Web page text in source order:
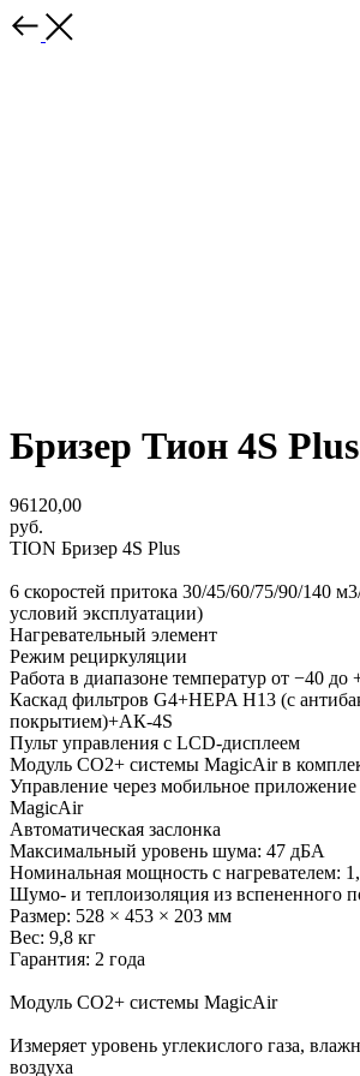
Бризер Тион 4S Plus
96120,00
руб.
TION Бризер 4S Plus
6 скоростей притока 30/45/60/75/90/140
условий эксплуатации)
Нагревательный элемент
Режим рециркуляции
Работа в диапазоне температур от −40 до
Каскад фильтров G4+HEPA H13 (с
покрытием)+АК-4S
Пульт управления с LCD-дисплеем
Модуль СО2+ системы MagicAir в
Управление через мобильное
MagicAir
Автоматическая заслонка
Максимальный уровень шума: 47 дБА
Номинальная мощность с нагревателем:
Шумо- и теплоизоляция из вспененного
Размер: 528 × 453 × 203 мм
Вес: 9,8 кг
Гарантия: 2 года
Модуль СО2+ системы MagicAir
Измеряет уровень углекислого газа,
воздуха